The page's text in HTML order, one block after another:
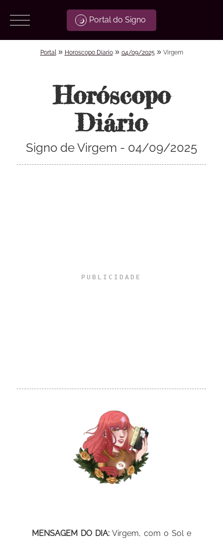
Portal do Signo
Portal » Horoscopo Diario» 04/09/2025 » Virgem
Horóscopo
Diário
Signo de Virgem - 04/09/2025
MENSAGEM DO DIA: Virgem, com o Sol e